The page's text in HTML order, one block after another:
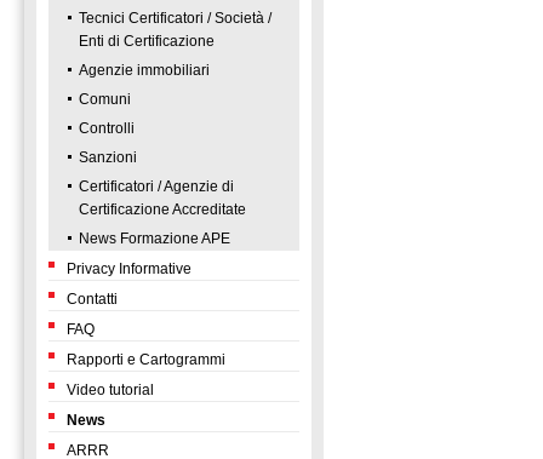
Tecnici Certificatori / Società /
Enti di Certificazione
Agenzie immobiliari
Comuni
Controlli
Sanzioni
Certificatori / Agenzie di
Certificazione Accreditate
News Formazione APE
Privacy Informative
Contatti
FAQ
Rapporti e Cartogrammi
Video tutorial
News
ARRR